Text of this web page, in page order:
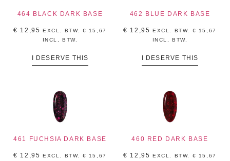
464 BLACK DARK BASE
€ 12,95 EXCL. BTW. €
15,67
INCL, BTW.
I DESERVE THIS
462 BLUE DARK BASE
€ 12,95 EXCL. BTW. €
15,67
INCL, BTW.
I DESERVE THIS
461 FUCHSIA DARK BASE
€ 12,95 EXCL. BTW. €
15,67
460 RED DARK BASE
€ 12,95 EXCL. BTW. €
15,67